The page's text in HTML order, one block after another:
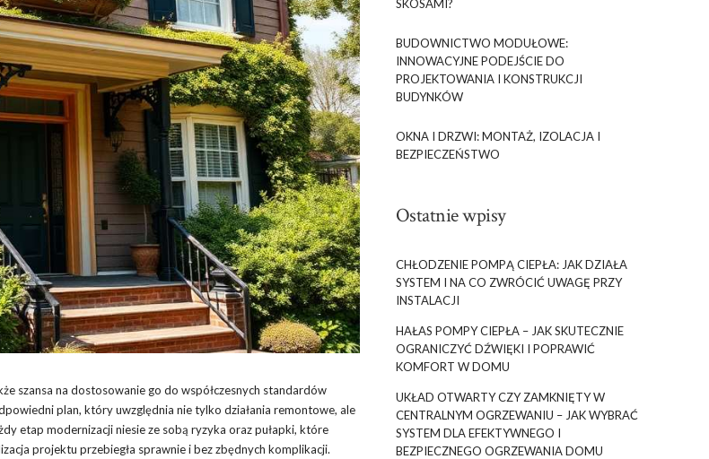
szansa na dostosowanie go do współczesnych standardów
plan, który uwzględnia nie tylko działania remontowe, ale
etap modernizacji niesie ze sobą ryzyka oraz pułapki, które
projektu przebiegła sprawnie i bez zbędnych komplikacji.
SKOSAMI?
BUDOWNICTWO MODUŁOWE:
INNOWACYJNE PODEJŚCIE DO
PROJEKTOWANIA I KONSTRUKCJI
BUDYNKÓW
OKNA I DRZWI: MONTAŻ, IZOLACJA I
BEZPIECZEŃSTWO
Ostatnie wpisy
CHŁODZENIE POMPĄ CIEPŁA: JAK DZIAŁA
SYSTEM I NA CO ZWRÓCIĆ UWAGĘ PRZY
INSTALACJI
HAŁAS POMPY CIEPŁA – JAK SKUTECZNIE
OGRANICZYĆ DŹWIĘKI I POPRAWIĆ
KOMFORT W DOMU
UKŁAD OTWARTY CZY ZAMKNIĘTY W
CENTRALNYM OGRZEWANIU – JAK WYBRAĆ
SYSTEM DLA EFEKTYWNEGO I
BEZPIECZNEGO OGRZEWANIA DOMU